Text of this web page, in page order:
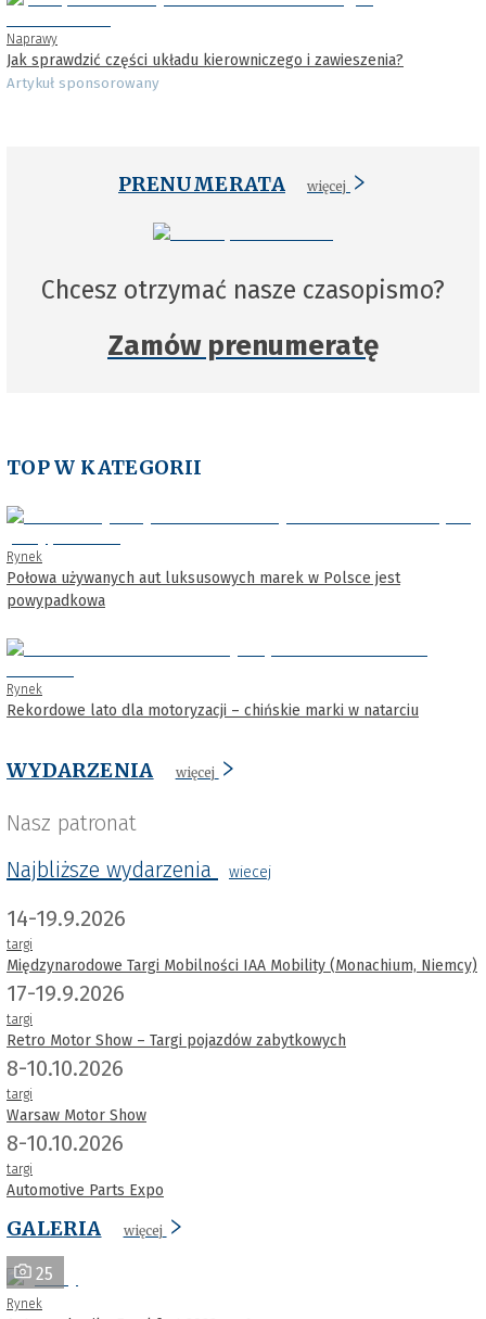
Naprawy
Jak sprawdzić części układu kierowniczego i zawieszenia?
Artykuł sponsorowany
PRENUMERATA więcej
Chcesz otrzymać nasze czasopismo?
Zamów prenumeratę
TOP W KATEGORII
Rynek
Połowa używanych aut luksusowych marek w Polsce jest
powypadkowa
Rynek
Rekordowe lato dla motoryzacji – chińskie marki w natarciu
WYDARZENIA więcej
Nasz patronat
Najbliższe wydarzenia
wiecej
14-19.9.2026
targi
Międzynarodowe Targi Mobilności IAA Mobility (Monachium, Niemcy)
17-19.9.2026
targi
Retro Motor Show – Targi pojazdów zabytkowych
8-10.10.2026
targi
Warsaw Motor Show
8-10.10.2026
targi
Automotive Parts Expo
GALERIA więcej
25
Rynek